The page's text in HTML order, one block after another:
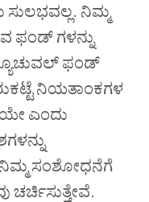
ನಿಮ್ಮ
ಫಂಡ್ ಗಳನ್ನು
ಫಂಡ್
ನಿಯತಾಂಕಗಳ
ಎಂದು
ನಿಮ್ಮ ಸಂಶೋಧನೆಗೆ
ಚರ್ಚಿಸುತ್ತೇವೆ.